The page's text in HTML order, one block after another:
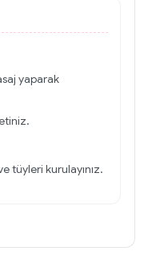
yaparak
tüyleri kurulayınız.